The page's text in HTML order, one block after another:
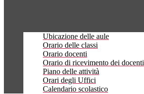
Ubicazione delle aule
Orario delle classi
Orario docenti
Orario di ricevimento dei docenti
Piano delle attività
Orari degli Uffici
Calendario scolastico